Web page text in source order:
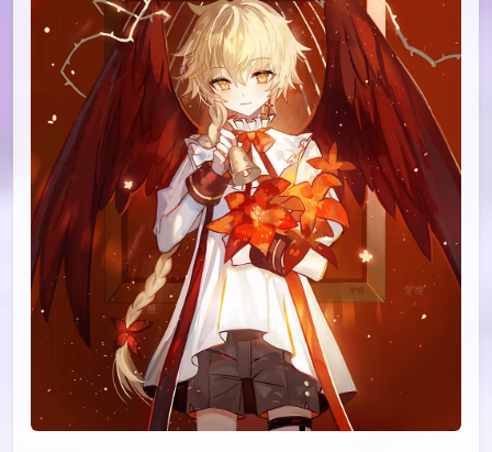
id=103853540